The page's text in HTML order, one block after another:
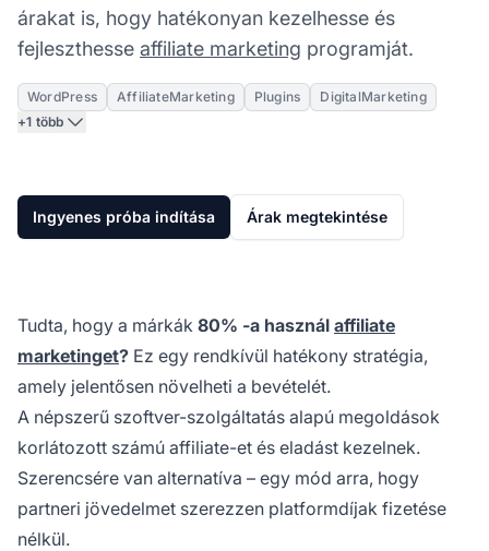
árakat is, hogy hatékonyan kezelhesse és
fejleszthesse affiliate marketing programját.
WordPress AffiliateMarketing Plugins
DigitalMarketing
+1 több
Ingyenes próba indítása Árak megtekintése
Tudta, hogy a márkák 80% -a használ affiliate
marketinget? Ez egy rendkívül hatékony stratégia,
amely jelentősen növelheti a bevételét.
A népszerű szoftver-szolgáltatás alapú megoldások
korlátozott számú affiliate-et és eladást kezelnek.
Szerencsére van alternatíva – egy mód arra, hogy
partneri jövedelmet szerezzen platformdíjak fizetése
nélkül.